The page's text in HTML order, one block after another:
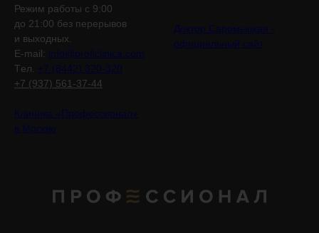
Режим работы с 9:00
до 21:00 без перерывов
и выходных.
E-mail: info@proficlinica.com
Tел. +7 (8442) 320-320
+7 (937) 561-37-44
Клиника «Профессионал»
в Москве
Доктор Саромыцкая -
официальный сайт